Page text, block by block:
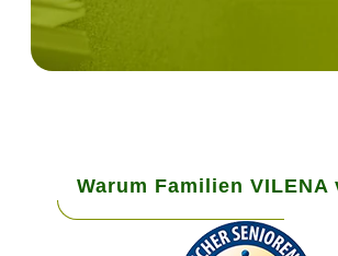
Warum Familien VILENA